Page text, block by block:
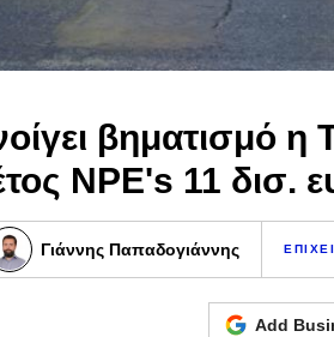
βηματισμό η
NPE's 11 δισ.
Γιάννης Παπαδογιάννης
Add